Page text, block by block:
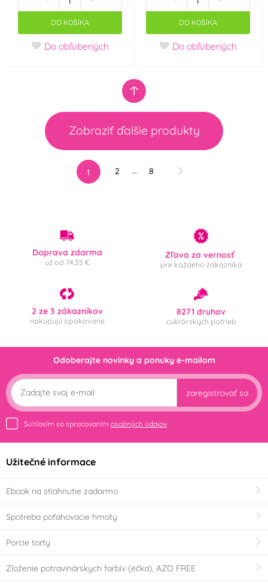
DO KOŠÍKA
Do obľúbených
DO KOŠÍKA
Do obľúbených
Zobraziť ďalšie produkty
1 2 … 8
Doprava zdarma
už od 74,35 €
Zľava za vernosť
pre každého zákazníka
2 ze 3 zákazníkov
nakupujú opakovane
8271 druhov
cukrárskych potrieb
Odoberajte novinky a ponuky e-mailom
zaregistrovať sa
Súhlasím so spracovaním osobných údajov
Užitečné informace
Ebook na stiahnutie zadarmo
Spotreba poťahovacie hmoty
Porcie torty
Zloženie potravinárskych farbív (éčka), AZO FREE